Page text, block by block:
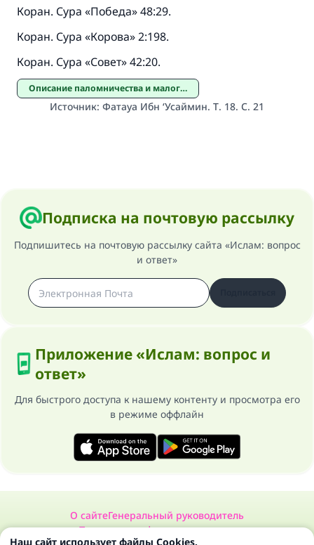
Коран. Сура «Победа» 48:29.
Коран. Сура «Корова» 2:198.
Коран. Сура «Совет» 42:20.
Описание паломничества и малого паломничества
Источник: Фатауа Ибн ‘Усаймин. Т. 18. С. 21
Подписка на почтовую рассылку
Подпишитесь на почтовую рассылку сайта «Ислам: вопрос
и ответ»
Приложение «Ислам: вопрос и
ответ»
Для быстрого доступа к нашему контенту и просмотра его
в режиме оффлайн
О сайтеГенеральный руководитель
Политика конфиденциальности
Наш сайт использует файлы Cookies.